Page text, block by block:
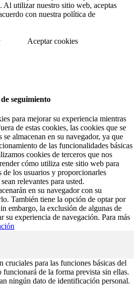
Al utilizar nuestro sitio web, aceptas
con nuestra política de
Aceptar cookies
seguimiento
para mejorar su experiencia mientras
de estas cookies, las cookies que se
almacenan en su navegador, ya que
de las funcionalidades básicas
cookies de terceros que nos
cómo utiliza este sitio web para
de los usuarios y proporcionarles
relevantes para usted.
en su navegador con su
También tiene la opción de optar por
embargo, la exclusión de algunas de
su experiencia de navegación. Para más
cruciales para las funciones básicas del
de la forma prevista sin ellas.
ningún dato de identificación personal.